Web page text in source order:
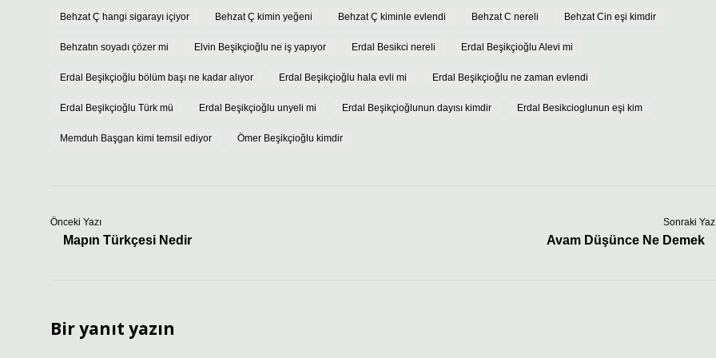
Behzat Ç hangi sigarayı içiyor Behzat Ç kimin yeğeni Behzat Ç kiminle evlendi Behzat C nereli Behzat Cin eşi kimdir
Behzatın soyadı çözer mi Elvin Beşikçioğlu ne iş yapıyor Erdal Besikci nereli Erdal Beşikçioğlu Alevi mi
Erdal Beşikçioğlu bölüm başı ne kadar alıyor Erdal Beşikçioğlu hala evli mi Erdal Beşikçioğlu ne zaman evlendi
Erdal Beşikçioğlu Türk mü Erdal Beşikçioğlu unyeli mi Erdal Beşikçioğlunun dayısı kimdir Erdal Besikcioglunun eşi kim
Memduh Başgan kimi temsil ediyor Ömer Beşikçioğlu kimdir
Önceki Yazı
Mapın Türkçesi Nedir
Sonraki
Avam Düşünce Ne Demek
Bir yanıt yazın